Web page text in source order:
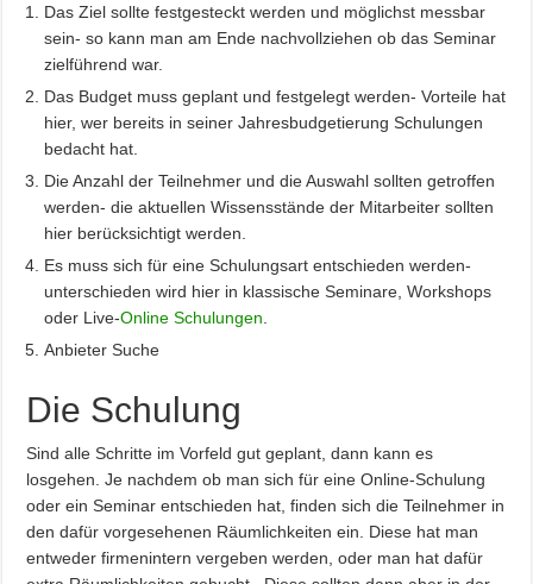
Das Ziel sollte festgesteckt werden und möglichst messbar
sein- so kann man am Ende nachvollziehen ob das Seminar
zielführend war.
Das Budget muss geplant und festgelegt werden- Vorteile hat
hier, wer bereits in seiner Jahresbudgetierung Schulungen
bedacht hat.
Die Anzahl der Teilnehmer und die Auswahl sollten getroffen
werden- die aktuellen Wissensstände der Mitarbeiter sollten
hier berücksichtigt werden.
Es muss sich für eine Schulungsart entschieden werden-
unterschieden wird hier in klassische Seminare, Workshops
oder Live-Online Schulungen
Anbieter Suche
Die Schulung
Sind alle Schritte im Vorfeld gut geplant, dann kann es
losgehen. Je nachdem ob man sich für eine Online-Schulung
oder ein Seminar entschieden hat, finden sich die Teilnehmer in
den dafür vorgesehenen Räumlichkeiten ein. Diese hat man
entweder firmenintern vergeben werden, oder man hat dafür